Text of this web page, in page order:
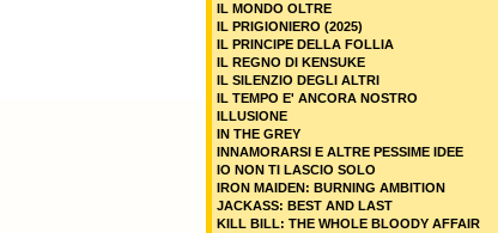
IL MONDO OLTRE
IL PRIGIONIERO (2025)
IL PRINCIPE DELLA FOLLIA
IL REGNO DI KENSUKE
IL SILENZIO DEGLI ALTRI
IL TEMPO E' ANCORA NOSTRO
ILLUSIONE
IN THE GREY
INNAMORARSI E ALTRE PESSIME IDEE
IO NON TI LASCIO SOLO
IRON MAIDEN: BURNING AMBITION
JACKASS: BEST AND LAST
KILL BILL: THE WHOLE BLOODY AFFAIR